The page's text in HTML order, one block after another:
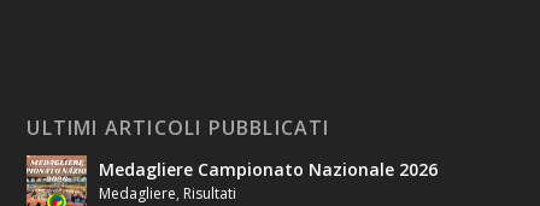
ULTIMI ARTICOLI PUBBLICATI
Medagliere Campionato Nazionale 2026
Medagliere, Risultati